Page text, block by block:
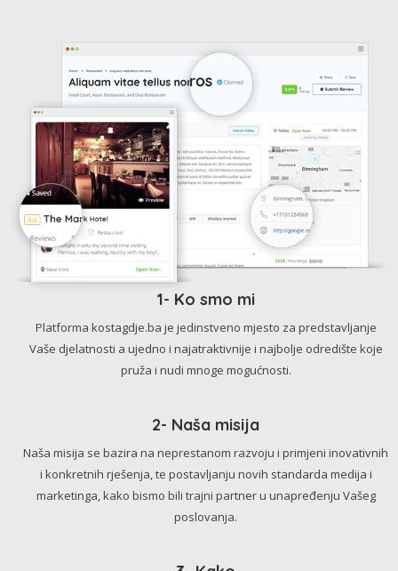
1- Ko smo mi
Platforma kostagdje.ba je jedinstveno mjesto za predstavljanje
Vaše djelatnosti a ujedno i najatraktivnije i najbolje odredište koje
pruža i nudi mnoge mogućnosti.
2- Naša misija
Naša misija se bazira na neprestanom razvoju i primjeni inovativnih
i konkretnih rješenja, te postavljanju novih standarda medija i
marketinga, kako bismo bili trajni partner u unapređenju Vašeg
poslovanja.